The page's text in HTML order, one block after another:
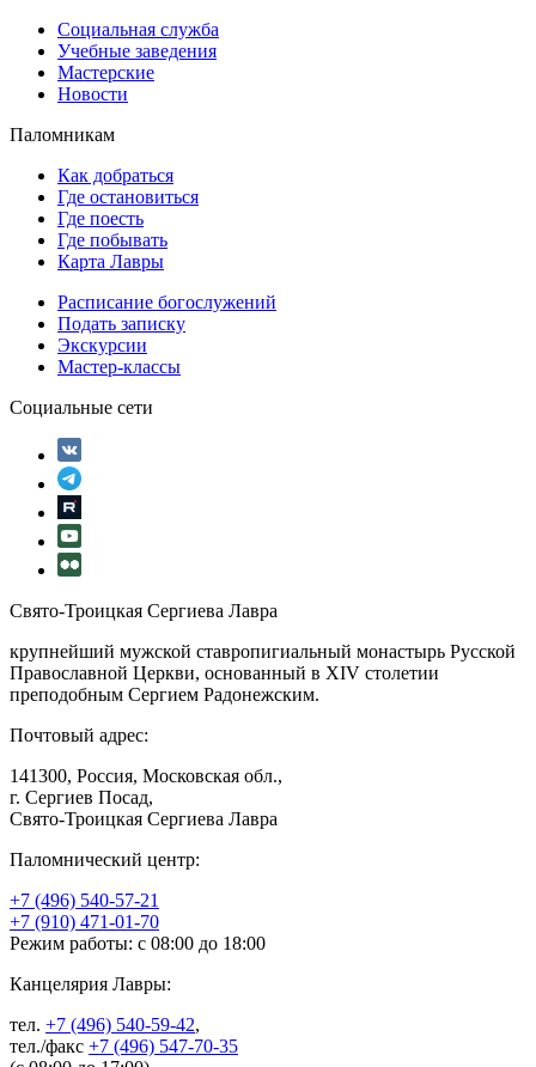
Социальная служба
Учебные заведения
Мастерские
Новости
Паломникам
Как добраться
Где остановиться
Где поесть
Где побывать
Карта Лавры
Расписание богослужений
Подать записку
Экскурсии
Мастер-классы
Социальные сети
Свято-Троицкая Сергиева Лавра
крупнейший мужской ставропигиальный монастырь Русской
Православной Церкви, основанный в XIV столетии
преподобным Сергием Радонежским.
Почтовый адрес:
141300, Россия, Московская обл.,
г. Сергиев Посад,
Свято-Троицкая Сергиева Лавра
Паломнический центр:
+7 (496) 540-57-21
+7 (910) 471-01-70
Режим работы: с 08:00 до 18:00
Канцелярия Лавры:
тел. +7 (496) 540-59-42,
тел./факс +7 (496) 547-70-35